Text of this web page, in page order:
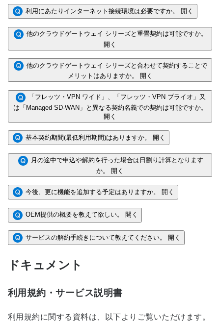
利用にあたりインターネット接続環境は必要ですか。 開く
他のクラウドゲートウェイ シリーズと重畳契約は可能ですか。
開く
他のクラウドゲートウェイ シリーズと合わせて契約することで
メリットはありますか。
開く
「フレッツ・VPN ワイド」、「フレッツ・VPN プライオ」又
は「Managed SD-WAN」と異なる契約名義での契約は可能ですか。
開く
基本契約期間(最低利用期間)はありますか。 開く
月の途中で申込や解約を行った場合は日割り計算となります
か。
開く
今後、更に機能を追加する予定はありますか。 開く
OEM提供の概要を教えて欲しい。 開く
サービスの解約手続きについて教えてください。 開く
ドキュメント
利用規約・サービス説明書
利用規約に関する資料は、以下よりご覧いただけます。